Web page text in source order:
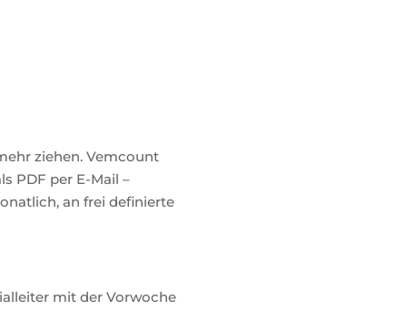
ziehen. Vemcount
PDF per E-Mail –
an frei definierte
mit der Vorwoche